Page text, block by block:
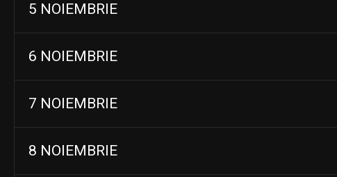
5 NOIEMBRIE
6 NOIEMBRIE
7 NOIEMBRIE
8 NOIEMBRIE